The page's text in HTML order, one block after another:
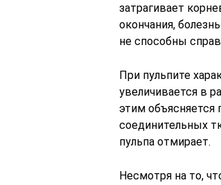
затрагивает
окончания,
не способны
При пульпите
увеличивается в
этим объясняется
соединительных
пульпа отмирает.
Несмотря на то,